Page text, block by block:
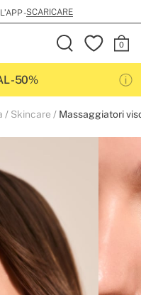
-SCARICARE
-50%
Skincare Massaggiatori